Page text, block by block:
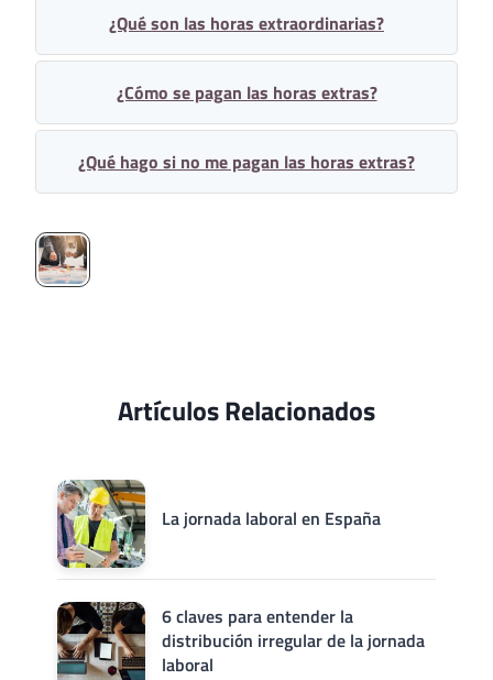
¿Qué son las horas extraordinarias?
¿Cómo se pagan las horas extras?
¿Qué hago si no me pagan las horas extras?
Artículos Relacionados
La jornada laboral en España
6 claves para entender la
distribución irregular de la jornada
laboral